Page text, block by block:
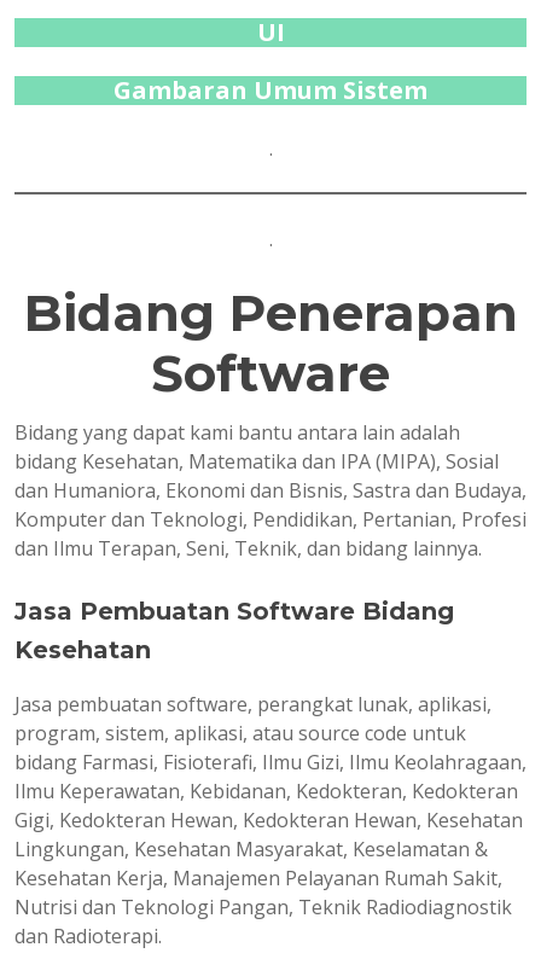
UI
Gambaran Umum Sistem
.
.
Bidang Penerapan
Software
Bidang yang dapat kami bantu antara lain adalah
bidang Kesehatan, Matematika dan IPA (MIPA), Sosial
dan Humaniora, Ekonomi dan Bisnis, Sastra dan Budaya,
Komputer dan Teknologi, Pendidikan, Pertanian, Profesi
dan Ilmu Terapan, Seni, Teknik, dan bidang lainnya.
Jasa Pembuatan Software Bidang
Kesehatan
Jasa pembuatan software, perangkat lunak, aplikasi,
program, sistem, aplikasi, atau source code untuk
bidang Farmasi, Fisioterafi, Ilmu Gizi, Ilmu Keolahragaan,
Ilmu Keperawatan, Kebidanan, Kedokteran, Kedokteran
Gigi, Kedokteran Hewan, Kedokteran Hewan, Kesehatan
Lingkungan, Kesehatan Masyarakat, Keselamatan &
Kesehatan Kerja, Manajemen Pelayanan Rumah Sakit,
Nutrisi dan Teknologi Pangan, Teknik Radiodiagnostik
dan Radioterapi.